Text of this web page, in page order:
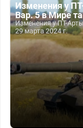
Изменения у
Вар. 5 в Мире
Изменения у ПТ-
29 марта 2024 г.